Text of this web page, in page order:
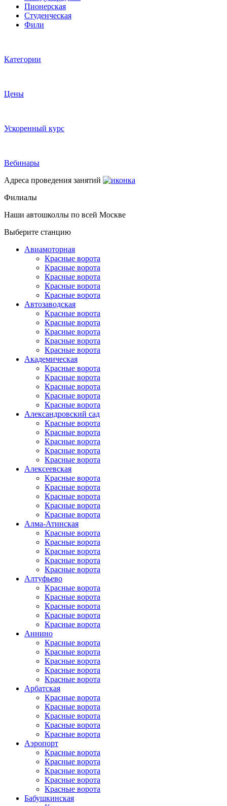
Пионерская
Студенческая
Фили
Категории
Цены
Ускоренный курс
Вебинары
Адреса проведения занятий
Филиалы
Наши автошколлы по всей Москве
Выберите станцию
Авиамоторная
Красные ворота
Красные ворота
Красные ворота
Красные ворота
Красные ворота
Автозаводская
Красные ворота
Красные ворота
Красные ворота
Красные ворота
Красные ворота
Академическая
Красные ворота
Красные ворота
Красные ворота
Красные ворота
Красные ворота
Александровский сад
Красные ворота
Красные ворота
Красные ворота
Красные ворота
Красные ворота
Алексеевская
Красные ворота
Красные ворота
Красные ворота
Красные ворота
Красные ворота
Алма-Атинская
Красные ворота
Красные ворота
Красные ворота
Красные ворота
Красные ворота
Алтуфьево
Красные ворота
Красные ворота
Красные ворота
Красные ворота
Красные ворота
Аннино
Красные ворота
Красные ворота
Красные ворота
Красные ворота
Красные ворота
Арбатская
Красные ворота
Красные ворота
Красные ворота
Красные ворота
Красные ворота
Аэропорт
Красные ворота
Красные ворота
Красные ворота
Красные ворота
Красные ворота
Бабушкинская